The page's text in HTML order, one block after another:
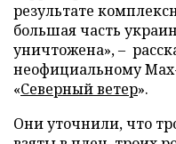
результате
большая часть
уничтожена», –
неофициальному
«Северный ветер».
Они уточнили, что